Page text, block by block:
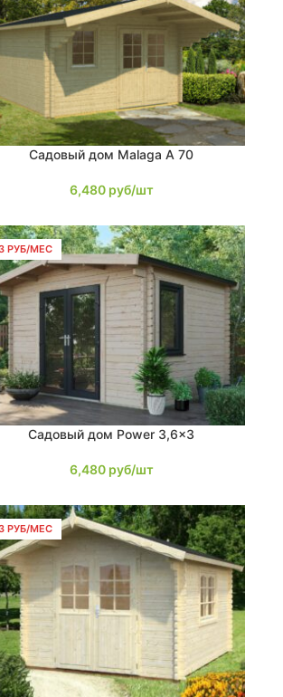
Садовый дом Malaga A 70
6,480 руб/шт
РУБ/МЕС
Садовый дом Power 3,6×3
6,480 руб/шт
РУБ/МЕС